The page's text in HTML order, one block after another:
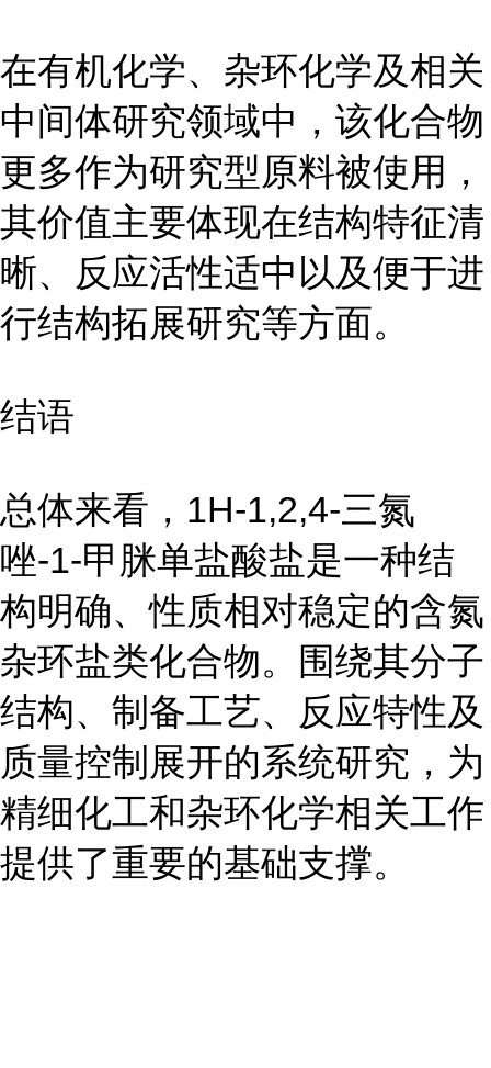
在有机化学、杂环化学及相关
中间体研究领域中，该化合物
更多作为研究型原料被使用，
其价值主要体现在结构特征清
晰、反应活性适中以及便于进
行结构拓展研究等方面。
结语
总体来看，1H-1,2,4-三氮
唑-1-甲脒单盐酸盐是一种结
构明确、性质相对稳定的含氮
杂环盐类化合物。围绕其分子
结构、制备工艺、反应特性及
质量控制展开的系统研究，为
精细化工和杂环化学相关工作
提供了重要的基础支撑。